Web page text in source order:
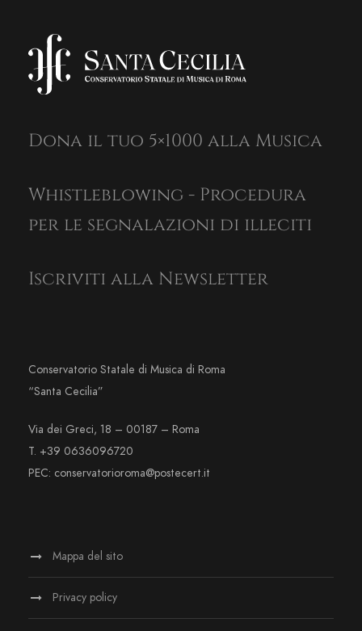
Dona il tuo 5×1000 alla Musica
Whistleblowing - Procedura
per le segnalazioni di illeciti
Iscriviti alla Newsletter
Conservatorio Statale di Musica di Roma
“Santa Cecilia”
Via dei Greci, 18 – 00187 – Roma
T. +39 0636096720
PEC: conservatorioroma@postecert.it
Mappa del sito
Privacy policy